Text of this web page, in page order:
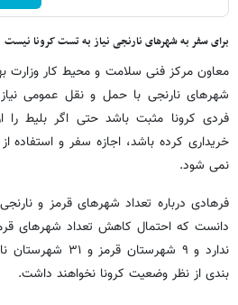
برای سفر به شهرهای نارنجی نیاز به تست کرونا نیست
معاون مرکز فنی سلامت و محیط کار وزارت
شهرهای نارنجی با حمل و نقل عمومی
فردی کرونا مثبت باشد حتی اگر بلیط
خریداری کرده باشد، اجازه سفر و استفاده
نمی شود.
فرهادی درباره تعداد شهرهای قرمز و
دانست که احتمال کاهش تعداد شهرهای
ندارد و ۹ شهرستان
بندی از نظر وضعیت کرونا نخواهند داشت.